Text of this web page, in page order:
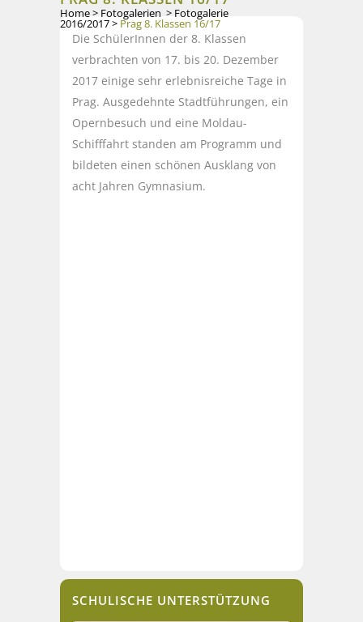
Home> Fotogalerien > Fotogalerie
2016/2017> Prag 8. Klassen 16/17
Die SchülerInnen der 8. Klassen
verbrachten von 17. bis 20. Dezember
2017 einige sehr erlebnisreiche Tage in
Prag. Ausgedehnte Stadtführungen, ein
Opernbesuch und eine Moldau-
Schifffahrt standen am Programm und
bildeten einen schönen Ausklang von
acht Jahren Gymnasium.
SCHULISCHE UNTERSTÜTZUNG